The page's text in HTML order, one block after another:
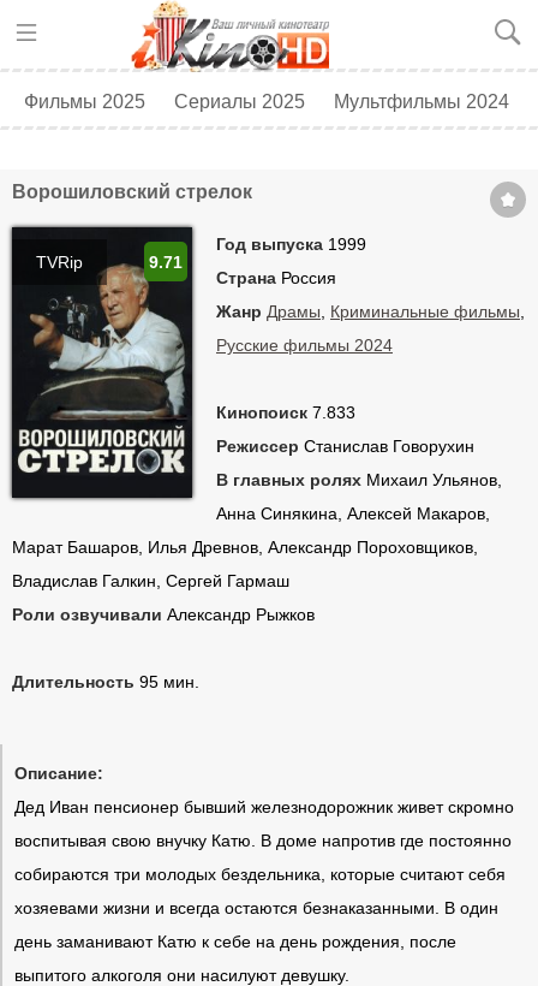
Фильмы 2025 Сериалы 2025 Мультфильмы 2024
Ворошиловский стрелок
TVRip
Год выпуска 1999
Страна Россия
Жанр Драмы Криминальные фильмы
Русские фильмы 2024
Кинопоиск 7.833
Режиссер Станислав Говорухин
В главных ролях Михаил Ульянов,
Анна Синякина, Алексей Макаров,
Марат Башаров, Илья Древнов, Александр Пороховщиков,
Владислав Галкин, Сергей Гармаш
Роли озвучивали Александр Рыжков
Длительность 95 мин.
9.71
Описание:
Дед Иван пенсионер бывший железнодорожник живет скромно
воспитывая свою внучку Катю. В доме напротив где постоянно
собираются три молодых бездельника, которые считают себя
хозяевами жизни и всегда остаются безнаказанными. В один
день заманивают Катю к себе на день рождения, после
выпитого алкоголя они насилуют девушку.